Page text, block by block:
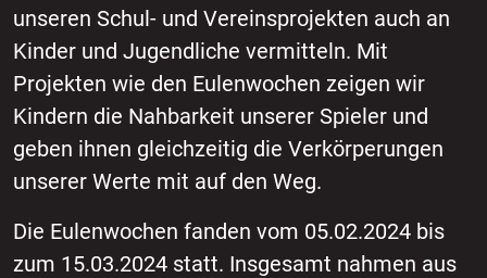
unseren Schul- und Vereinsprojekten auch an
Kinder und Jugendliche vermitteln. Mit
Projekten wie den Eulenwochen zeigen wir
Kindern die Nahbarkeit unserer Spieler und
geben ihnen gleichzeitig die Verkörperungen
unserer Werte mit auf den Weg.
Die Eulenwochen fanden vom 05.02.2024 bis
zum 15.03.2024 statt. Insgesamt nahmen aus